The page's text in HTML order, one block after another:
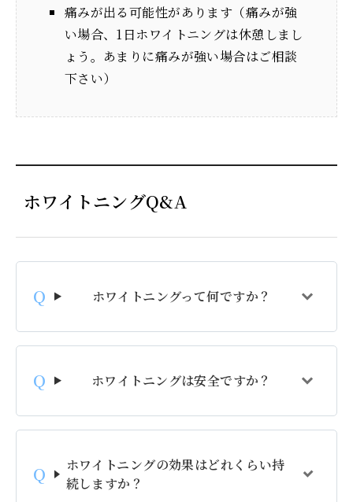
痛みが出る可能性があります（痛みが強
い場合、1日ホワイトニングは休憩しまし
ょう。あまりに痛みが強い場合はご相談
下さい）
ホワイトニングQ&A
ホワイトニングって何ですか？
ホワイトニングは安全ですか？
ホワイトニングの効果はどれくらい持
続しますか？